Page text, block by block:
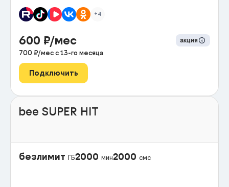
+4
600 ₽/мес
акция
700 ₽/мес с 13-го месяца
Подключить
bee SUPER HIT
безлимит ГБ2000 мин2000 смс